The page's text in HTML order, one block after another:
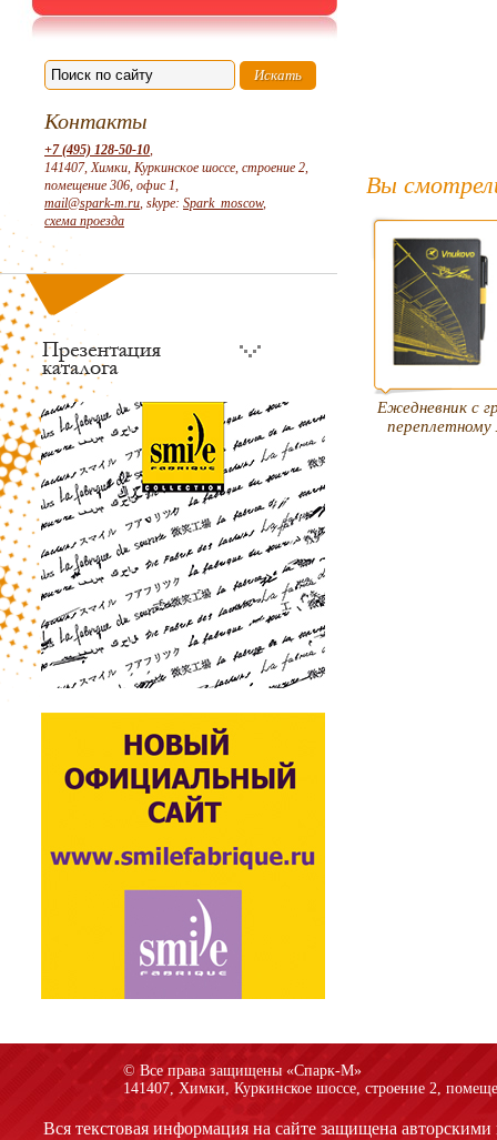
Контакты
+7 (495) 128-50-10,
141407, Химки, Куркинское шоссе, строение 2,
помещение 306, офис 1,
mail@spark-m.ru, skype: Spark_moscow,
схема проезда
Вы
Eжедневник с
© Все права защищены «Спарк-M»
141407, Химки, Куркинское шоссе, строение 2,
Вся текстовая информация на сайте защищена